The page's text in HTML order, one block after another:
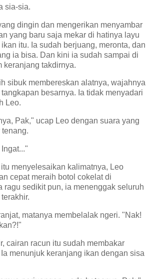
sia-sia.
dingin dan mengerikan menyambar
yang baru saja mekar di hatinya layu
itu. Ia sudah berjuang, meronta, dan
ia bisa. Dan kini ia sudah sampai di
keranjang takdirnya.
sibuk membereskan alatnya, wajahnya
besarnya. Ia tidak menyadari
Leo.
Pak," ucap Leo dengan suara yang
menyelesaikan kalimatnya, Leo
cepat meraih botol cokelat di
ragu sedikit pun, ia menenggak seluruh
matanya membelalak ngeri. "Nak!
cairan racun itu sudah membakar
menunjuk keranjang ikan dengan sisa